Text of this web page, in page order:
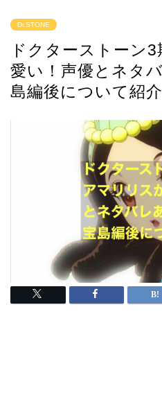
Dr.STONE
ドクターストーン
愛い！声優とネタ
島編後について紹介